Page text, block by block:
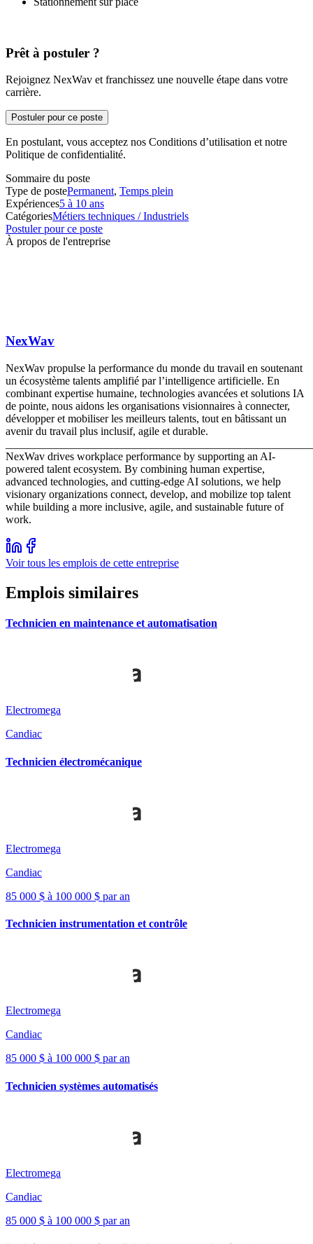
Prêt à postuler ?
Rejoignez NexWav et franchissez une nouvelle étape dans votre
carrière.
Postuler pour ce poste
En postulant, vous acceptez nos Conditions d’utilisation et notre
Politique de confidentialité.
Sommaire du poste
Type de postePermanent, Temps plein
Expériences5 à 10 ans
CatégoriesMétiers techniques / Industriels
Postuler pour ce poste
À propos de l'entreprise
NexWav
NexWav propulse la performance du monde du travail en soutenant
un écosystème talents amplifié par l’intelligence artificielle. En
combinant expertise humaine, technologies avancées et solutions IA
de pointe, nous aidons les organisations visionnaires à connecter,
développer et mobiliser les meilleurs talents, tout en bâtissant un
avenir du travail plus inclusif, agile et durable.
NexWav drives workplace performance by supporting an AI-
powered talent ecosystem. By combining human expertise,
advanced technologies, and cutting-edge AI solutions, we help
visionary organizations connect, develop, and mobilize top talent
while building a more inclusive, agile, and sustainable future of
work.
Voir tous les emplois de cette entreprise
Emplois similaires
Technicien en maintenance et automatisation
Electromega
Candiac
Technicien électromécanique
Electromega
Candiac
85 000 $ à 100 000 $ par an
Technicien instrumentation et contrôle
Electromega
Candiac
85 000 $ à 100 000 $ par an
Technicien systèmes automatisés
Electromega
Candiac
85 000 $ à 100 000 $ par an